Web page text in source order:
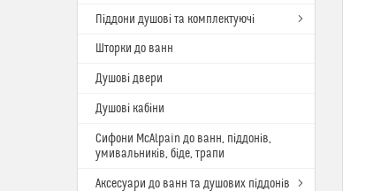
Піддони душові та комплектуючі
Шторки до ванн
Душові двери
Душові кабіни
Сифони McAlpain до ванн, піддонів,
умивальників, біде, трапи
Аксесуари до ванн та душових піддонів